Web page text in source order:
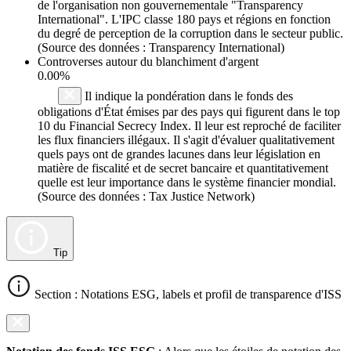
de l'organisation non gouvernementale "Transparency
International". L'IPC classe 180 pays et régions en fonction
du degré de perception de la corruption dans le secteur public.
(Source des données : Transparency International)
Controverses autour du blanchiment d'argent
0.00%
Il indique la pondération dans le fonds des
obligations d'État émises par des pays qui figurent dans le top
10 du Financial Secrecy Index. Il leur est reproché de faciliter
les flux financiers illégaux. Il s'agit d'évaluer qualitativement
quels pays ont de grandes lacunes dans leur législation en
matière de fiscalité et de secret bancaire et quantitativement
quelle est leur importance dans le système financier mondial.
(Source des données : Tax Justice Network)
Tip
Section : Notations ESG, labels et profil de transparence d'ISS